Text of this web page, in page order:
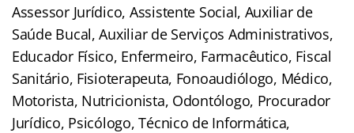
Assessor Jurídico, Assistente Social, Auxiliar de
Saúde Bucal, Auxiliar de Serviços Administrativos,
Educador Físico, Enfermeiro, Farmacêutico, Fiscal
Sanitário, Fisioterapeuta, Fonoaudiólogo, Médico,
Motorista, Nutricionista, Odontólogo, Procurador
Jurídico, Psicólogo, Técnico de Informática,